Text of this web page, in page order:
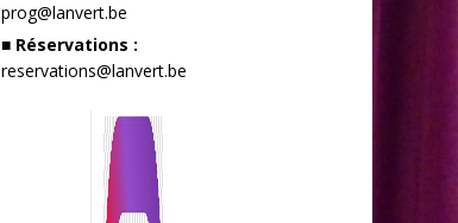
prog@lanvert.be
■ Réservations :
reservations@lanvert.be